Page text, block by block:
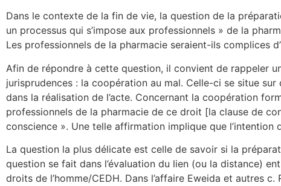
Dans le contexte de la fin de vie, la question de la
un processus qui s’impose aux professionnels » de la
Les professionnels de la pharmacie seraient-ils complices
Afin de répondre à cette question, il convient de rappeler
jurisprudences : la coopération au mal. Celle-ci se situe
dans la réalisation de l’acte. Concernant la coopération
professionnels de la pharmacie de ce droit [la clause de
conscience ». Une telle affirmation implique que l’intention
La question la plus délicate est celle de savoir si la
question se fait dans l’évaluation du lien (ou la distance)
droits de l’homme/CEDH. Dans l’affaire Eweida et autres